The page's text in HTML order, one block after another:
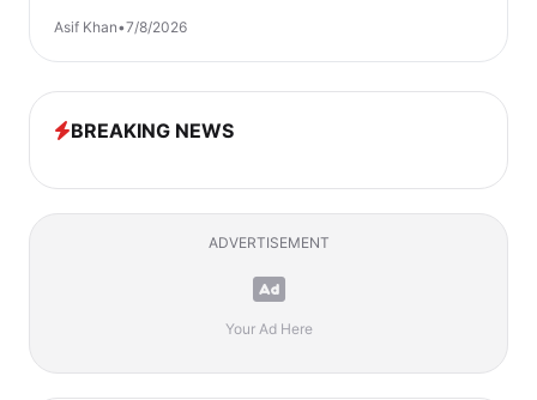
Asif Khan•7/8/2026
BREAKING NEWS
ADVERTISEMENT
Your Ad Here